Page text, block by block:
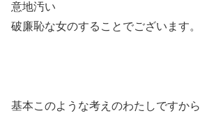
意地汚い
破廉恥な女のすることでございます。
基本このような考えのわたしですから